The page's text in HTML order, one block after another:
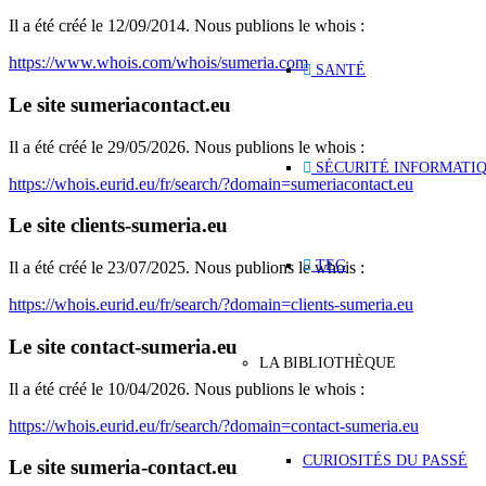
SANTÉ
SÉCURITÉ
TEG
LA BIBLIOTHÈQUE
CURIOSITÉS DU PASSÉ
Il a été créé le 12/09/2014. Nous publions le whois :
https://www.whois.com/whois/sumeria.com
Le site sumeriacontact.eu
Il a été créé le 29/05/2026. Nous publions le whois :
https://whois.eurid.eu/fr/search/?domain=sumeriacontact.eu
Le site clients-sumeria.eu
Il a été créé le 23/07/2025. Nous publions le whois :
https://whois.eurid.eu/fr/search/?domain=clients-sumeria.eu
Le site contact-sumeria.eu
Il a été créé le 10/04/2026. Nous publions le whois :
https://whois.eurid.eu/fr/search/?domain=contact-sumeria.eu
Le site sumeria-contact.eu